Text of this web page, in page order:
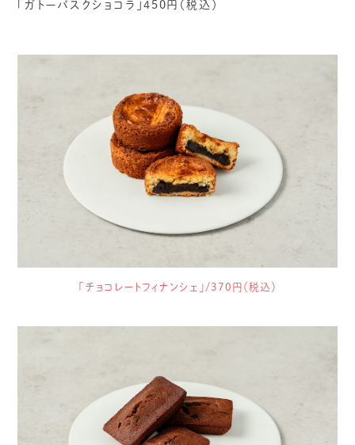
「ガトーバスクショコラ」450円（税込）
「チョコレートフィナンシェ」/370円（税込）